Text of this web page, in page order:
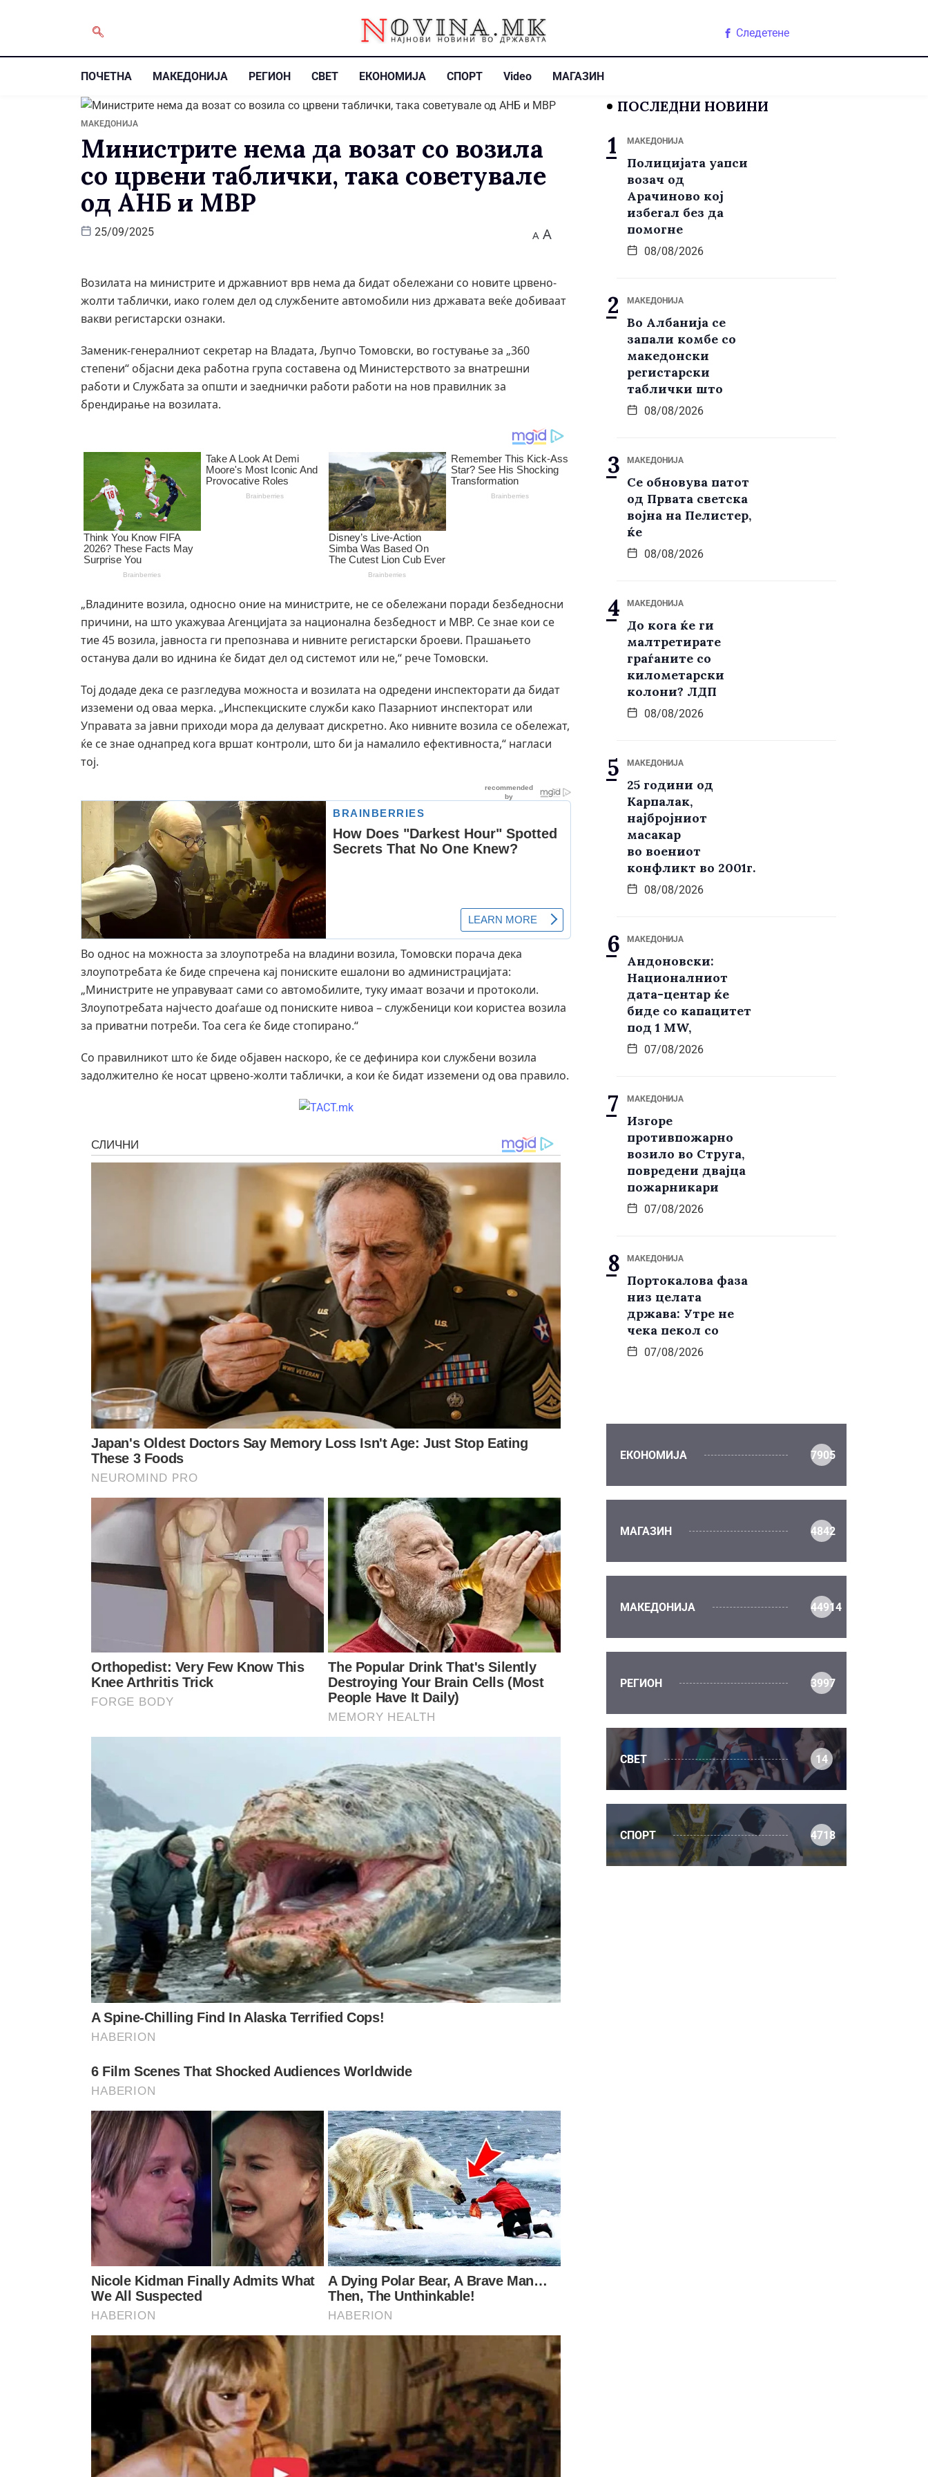
Следетене
ПОЧЕТНА МАКЕДОНИЈА РЕГИОН СВЕТ ЕКОНОМИЈА СПОРТ Video МАГАЗИН
МАКЕДОНИЈА
Министрите нема да возат со возила
со црвени таблички, така советувале
од АНБ и МВР
25/09/2025 A A
Возилата на министрите и државниот врв нема да бидат обележани со новите црвено-
жолти таблички, иако голем дел од службените автомобили низ државата веќе добиваат
вакви регистарски ознаки.
Заменик-генералниот секретар на Владата, Љупчо Томовски, во гостување за „360
степени“ објасни дека работна група составена од Министерството за внатрешни
работи и Службата за општи и заеднички работи работи на нов правилник за
брендирање на возилата.
„Владините возила, односно оние на министрите, не се обележани поради безбедносни
причини, на што укажуваа Агенцијата за национална безбедност и МВР. Се знае кои се
тие 45 возила, јавноста ги препознава и нивните регистарски броеви. Прашањето
останува дали во иднина ќе бидат дел од системот или не,“ рече Томовски.
Тој додаде дека се разгледува можноста и возилата на одредени инспекторати да бидат
изземени од оваа мерка. „Инспекциските служби како Пазарниот инспекторат или
Управата за јавни приходи мора да делуваат дискретно. Ако нивните возила се обележат,
ќе се знае однапред кога вршат контроли, што би ја намалило ефективноста,“ нагласи
тој.
Во однос на можноста за злоупотреба на владини возила, Томовски порача дека
злоупотребата ќе биде спречена кај пониските ешалони во администрацијата:
„Министрите не управуваат сами со автомобилите, туку имаат возачи и протоколи.
Злоупотребата најчесто доаѓаше од пониските нивоа – службеници кои користеа возила
за приватни потреби. Тоа сега ќе биде стопирано.“
Со правилникот што ќе биде објавен наскоро, ќе се дефинира кои службени возила
задолжително ќе носат црвено-жолти таблички, а кои ќе бидат изземени од ова правило.
ПОСЛЕДНИ НОВИНИ
МАКЕДОНИЈА
Полицијата уапси
возач од
Арачиново кој
избегал без да
помогне
08/08/2026
МАКЕДОНИЈА
Во Албанија се
запали комбе со
македонски
регистарски
таблички што
08/08/2026
МАКЕДОНИЈА
Се обновува патот
од Првата светска
војна на Пелистер,
ќе
08/08/2026
МАКЕДОНИЈА
До кога ќе ги
малтретирате
граѓаните со
километарски
колони? ЛДП
08/08/2026
МАКЕДОНИЈА
25 години од
Карпалак,
најбројниот
масакар
во воениот
конфликт во 2001г.
08/08/2026
МАКЕДОНИЈА
Андоновски:
Националниот
дата-центар ќе
биде со капацитет
под 1 MW,
07/08/2026
МАКЕДОНИЈА
Изгоре
противпожарно
возило во Струга,
повредени двајца
пожарникари
07/08/2026
МАКЕДОНИЈА
Портокалова фаза
низ целата
држава: Утре не
чека пекол со
07/08/2026
ЕКОНОМИЈА 7905
МАГАЗИН 4842
МАКЕДОНИЈА 44914
РЕГИОН 3997
СВЕТ 14
СПОРТ 4718